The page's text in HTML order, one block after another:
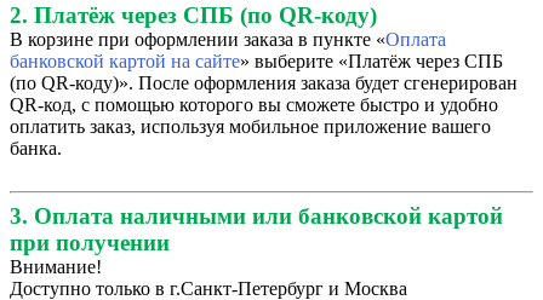
2. Платёж через СПБ (по QR-коду)
В корзине при оформлении заказа в пункте «Оплата
банковской картой на сайте» выберите «Платёж через СПБ
(по QR-коду)». После оформления заказа будет сгенерирован
QR-код, с помощью которого вы сможете быстро и удобно
оплатить заказ, используя мобильное приложение вашего
банка.
3. Оплата наличными или банковской картой
при получении
Внимание!
Доступно только в г.Санкт-Петербург и Москва